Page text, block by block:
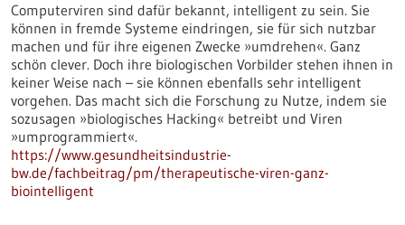
Computerviren sind dafür bekannt, intelligent zu sein. Sie
können in fremde Systeme eindringen, sie für sich nutzbar
machen und für ihre eigenen Zwecke »umdrehen«. Ganz
schön clever. Doch ihre biologischen Vorbilder stehen ihnen in
keiner Weise nach – sie können ebenfalls sehr intelligent
vorgehen. Das macht sich die Forschung zu Nutze, indem sie
sozusagen »biologisches Hacking« betreibt und Viren
»umprogrammiert«.
https://www.gesundheitsindustrie-
bw.de/fachbeitrag/pm/therapeutische-viren-ganz-
biointelligent